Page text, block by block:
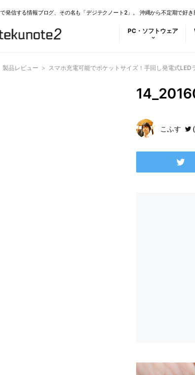
発信する情報ブログ、その名も「デジテクノート2」。 沖縄から不定期で好き
PC・ソフトウェア
製品レビュー > スマホ充電可能でポケットサイズ！手回し発電式
こふす